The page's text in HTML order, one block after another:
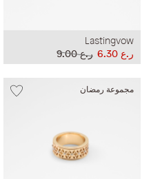
Lastingvow
ر.ع 9.00
ر.ع 6.30
مجموعة رمضان